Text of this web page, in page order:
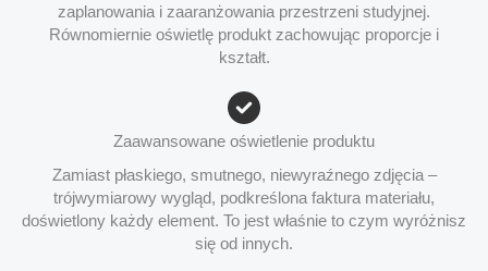
zaplanowania i zaaranżowania przestrzeni studyjnej.
Równomiernie oświetlę produkt zachowując proporcje i
kształt.
Zaawansowane oświetlenie produktu
Zamiast płaskiego, smutnego, niewyraźnego zdjęcia –
trójwymiarowy wygląd, podkreślona faktura materiału,
doświetlony każdy element. To jest właśnie to czym wyróżnisz
się od innych.